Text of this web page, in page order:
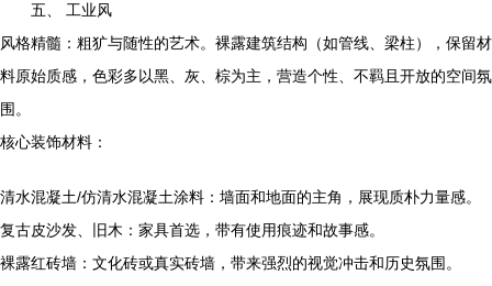
五、 工业风
风格精髓：粗犷与随性的艺术。裸露建筑结构（如管线、梁柱），保留材
料原始质感，色彩多以黑、灰、棕为主，营造个性、不羁且开放的空间氛
围。
核心装饰材料：
清水混凝土/仿清水混凝土涂料：墙面和地面的主角，展现质朴力量感。
复古皮沙发、旧木：家具首选，带有使用痕迹和故事感。
裸露红砖墙：文化砖或真实砖墙，带来强烈的视觉冲击和历史氛围。